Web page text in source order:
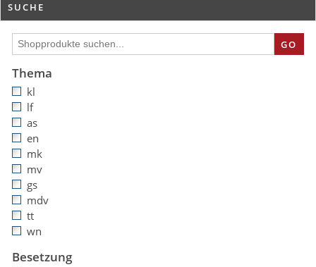
SUCHE
GO
Thema
kl
lf
as
en
mk
mv
gs
mdv
tt
wn
Besetzung